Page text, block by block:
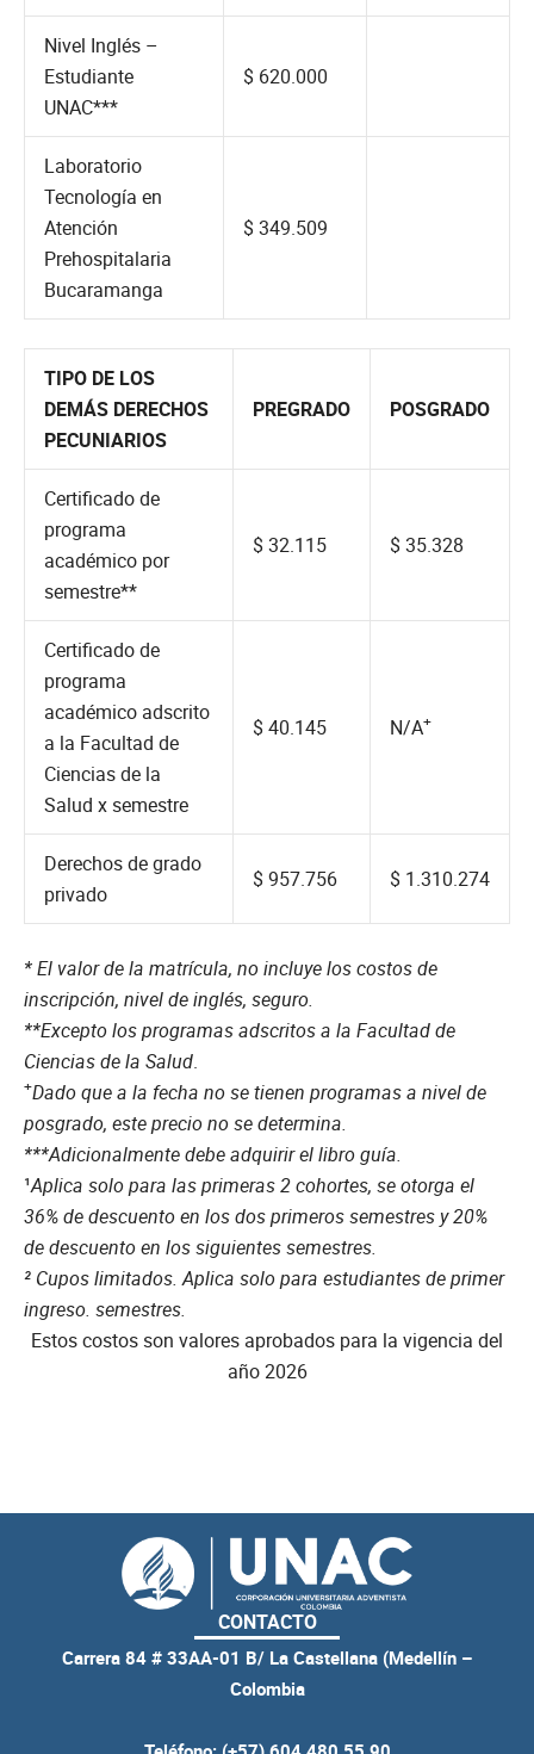
Nivel Inglés –
Estudiante
UNAC***
$ 620.000
Laboratorio
Tecnología en
Atención
Prehospitalaria
Bucaramanga
$ 349.509
TIPO DE LOS
DEMÁS DERECHOS
PECUNIARIOS
PREGRADO POSGRADO
Certificado de
programa
académico por
semestre**
$ 32.115 $ 35.328
Certificado de
programa
académico adscrito
a la Facultad de
Ciencias de la
Salud x semestre
$ 40.145 N/A+
Derechos de grado
privado
$ 957.756 $ 1.310.274
* El valor de la matrícula, no incluye los costos de
inscripción, nivel de inglés, seguro.
**Excepto los programas adscritos a la Facultad de
Ciencias de la Salud.
+Dado que a la fecha no se tienen programas a nivel de
posgrado, este precio no se determina.
***Adicionalmente debe adquirir el libro guía.
¹Aplica solo para las primeras 2 cohortes, se otorga el
36% de descuento en los dos primeros semestres y 20%
de descuento en los siguientes semestres.
² Cupos limitados. Aplica solo para estudiantes de primer
ingreso. semestres.
Estos costos son valores aprobados para la vigencia del
año 2026
CONTACTO
Carrera 84 # 33AA-01 B/ La Castellana (Medellín –
Colombia